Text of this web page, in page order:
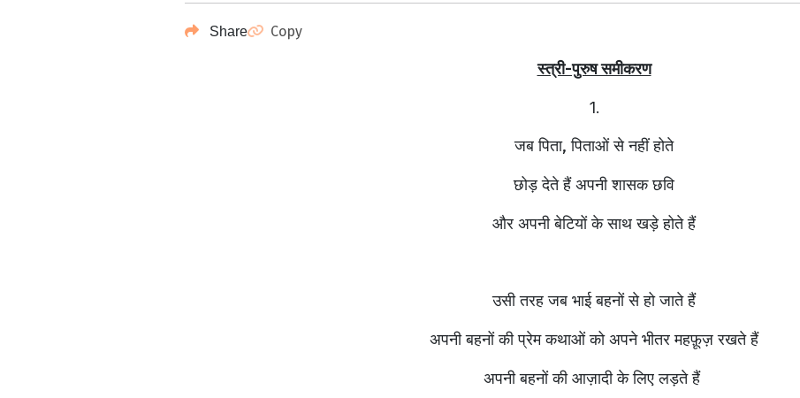
Share Copy
स्त्री-पुरुष समीकरण
1.
जब पिता, पिताओं से नहीं होते
छोड़ देते हैं अपनी शासक छवि
और अपनी बेटियों के साथ खड़े होते हैं
उसी तरह जब भाई बहनों से हो जाते हैं
अपनी बहनों की प्रेम कथाओं को अपने भीतर महफ़ूज़ रखते हैं
अपनी बहनों की आज़ादी के लिए लड़ते हैं